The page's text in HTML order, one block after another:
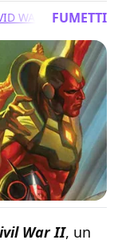
WALKERMARK WAID
FUMETTI
War II, un